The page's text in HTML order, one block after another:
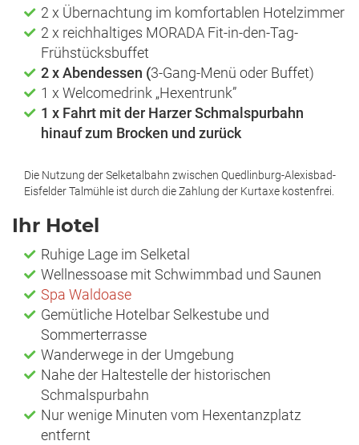
2 x Übernachtung im komfortablen Hotelzimmer
2 x reichhaltiges MORADA Fit-in-den-Tag-
Frühstücksbuffet
2 x Abendessen (3-Gang-Menü oder Buffet)
1 x Welcomedrink „Hexentrunk”
1 x Fahrt mit der Harzer Schmalspurbahn
hinauf zum Brocken und zurück
Die Nutzung der Selketalbahn zwischen Quedlinburg-Alexisbad-
Eisfelder Talmühle ist durch die Zahlung der Kurtaxe kostenfrei.
Ihr Hotel
Ruhige Lage im Selketal
Wellnessoase mit Schwimmbad und Saunen
Spa Waldoase
Gemütliche Hotelbar Selkestube und
Sommerterrasse
Wanderwege in der Umgebung
Nahe der Haltestelle der historischen
Schmalspurbahn
Nur wenige Minuten vom Hexentanzplatz
entfernt